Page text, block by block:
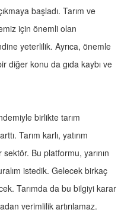
başladı. Tarım ve
için önemli olan
yeterlilik. Ayrıca, önemle
diğer konu da gıda kaybı ve
birlikte tarım
Tarım karlı, yatırım
Bu platformu, yarının
istedik. Gelecek birkaç
Tarımda da bu bilgiyi karar
verimlilik artırılamaz.